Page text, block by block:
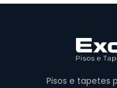
Pisos e tapetes